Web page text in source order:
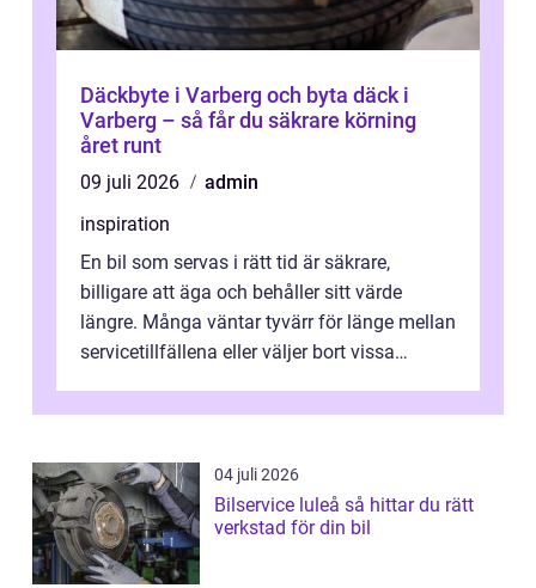
Däckbyte i Varberg och byta däck i
Varberg – så får du säkrare körning
året runt
09 juli 2026
admin
inspiration
En bil som servas i rätt tid är säkrare,
billigare att äga och behåller sitt värde
längre. Många väntar tyvärr för länge mellan
servicetillfällena eller väljer bort vissa
04 juli 2026
Bilservice luleå så hittar du rätt
verkstad för din bil